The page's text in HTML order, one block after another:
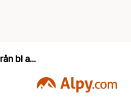
bl a...